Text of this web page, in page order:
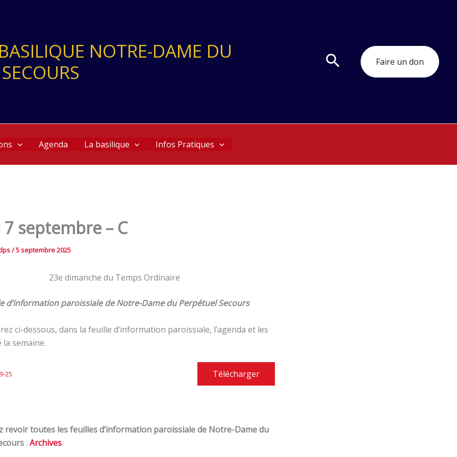
NOTRE-DAME DU
Rechercher
Faire un don
Agenda La basilique Infos Pratiques
7 septembre – C
/5 septembre 2025
23e dimanche du Temps Ordinaire
d’information paroissiale de Notre-Dame du Perpétuel Secours
ci-dessous, dans la feuille d’information paroissiale, l’agenda et les
semaine.
25 Télécharger
revoir toutes les feuilles d’information paroissiale de Notre-Dame du
: Archives.